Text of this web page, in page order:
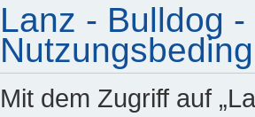
Lanz - Bulldog
Mit dem Zugriff auf